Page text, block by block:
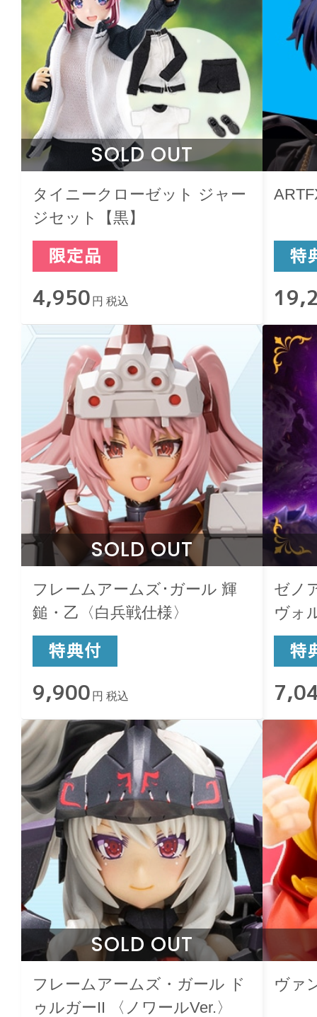
SOLD OUT
タイニークローゼット ジャー
ジセット【黒】
4,950 円 税込
SOLD OUT
フレームアームズ･ガール 輝
鎚・乙〈白兵戦仕様〉
9,900 円 税込
ゼノ
ヴォ
SOLD OUT
フレームアームズ・ガール ド
ゥルガーII 〈ノワールVer.〉
ヴァ